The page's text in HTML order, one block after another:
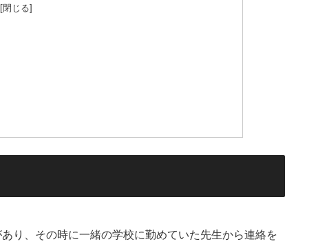
り、その時に一緒の学校に勤めていた先生から連絡を